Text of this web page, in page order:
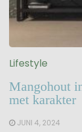
Lifestyle
Mangohout
met karakter
JUNI 4, 2024